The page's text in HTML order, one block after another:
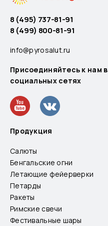
8 (495) 737-81-91
8 (499) 800-81-91
info@pyrosalut.ru
Присоединяйтесь к нам в
социальных сетях
Продукция
Салюты
Бенгальские огни
Летающие фейерверки
Петарды
Ракеты
Римские свечи
Фестивальные шары